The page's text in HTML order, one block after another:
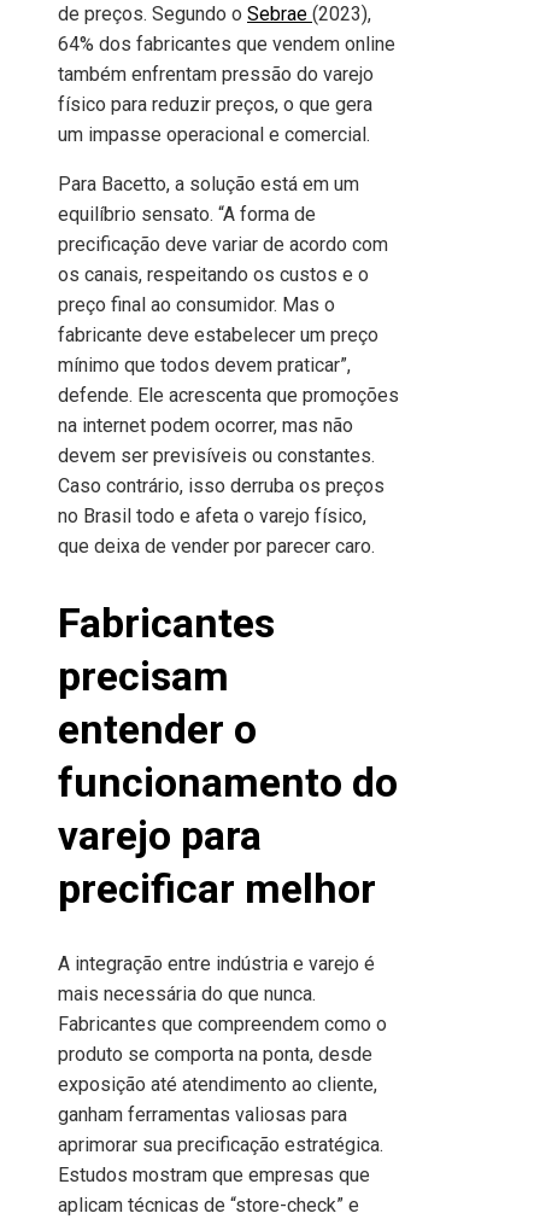
de preços. Segundo o Sebrae (2023),
64% dos fabricantes que vendem online
também enfrentam pressão do varejo
físico para reduzir preços, o que gera
um impasse operacional e comercial.
Para Bacetto, a solução está em um
equilíbrio sensato. “A forma de
precificação deve variar de acordo com
os canais, respeitando os custos e o
preço final ao consumidor. Mas o
fabricante deve estabelecer um preço
mínimo que todos devem praticar”,
defende. Ele acrescenta que promoções
na internet podem ocorrer, mas não
devem ser previsíveis ou constantes.
Caso contrário, isso derruba os preços
no Brasil todo e afeta o varejo físico,
que deixa de vender por parecer caro.
Fabricantes
precisam
entender o
funcionamento do
varejo para
precificar melhor
A integração entre indústria e varejo é
mais necessária do que nunca.
Fabricantes que compreendem como o
produto se comporta na ponta, desde
exposição até atendimento ao cliente,
ganham ferramentas valiosas para
aprimorar sua precificação estratégica.
Estudos mostram que empresas que
aplicam técnicas de “store-check” e